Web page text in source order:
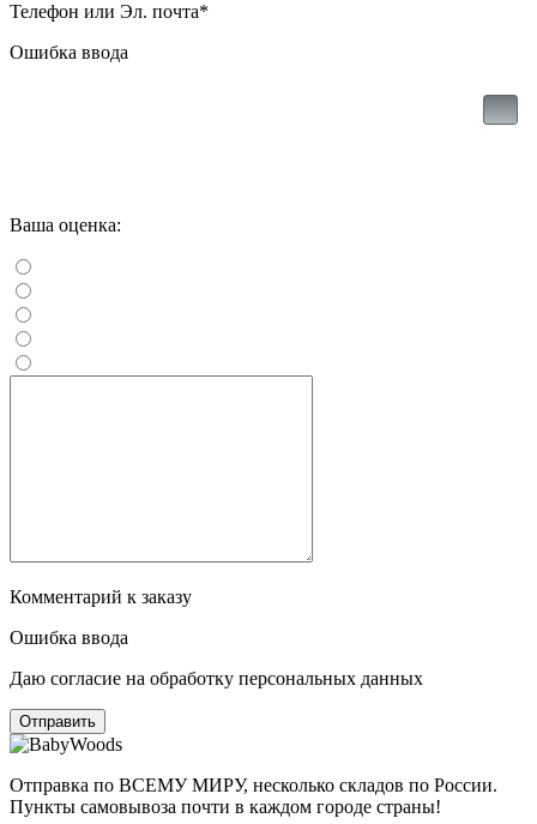
Телефон или Эл. почта*
Ошибка ввода
Ваша оценка:
Комментарий к заказу
Ошибка ввода
Даю согласие на обработку персональных данных
Отправка по ВСЕМУ МИРУ, несколько складов по России.
Пункты самовывоза почти в каждом городе страны!